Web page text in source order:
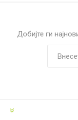
Добијте ги